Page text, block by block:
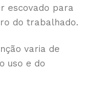
escovado para
do trabalhado.
varia de
uso e do